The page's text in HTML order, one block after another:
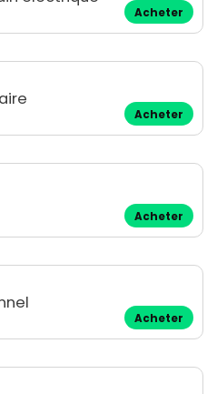
Acheter
Acheter
Acheter
Acheter